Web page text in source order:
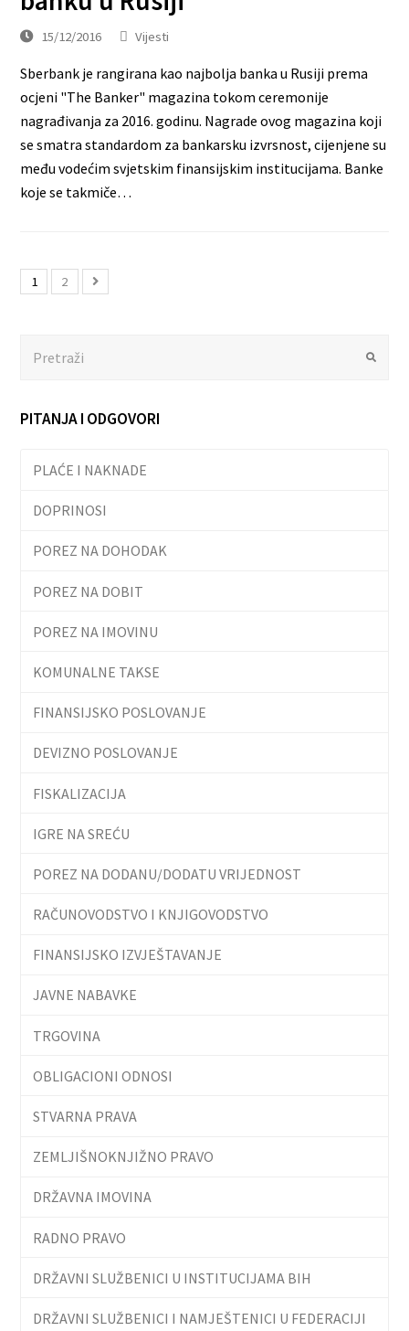
15/12/2016 Vijesti
Sberbank je rangirana kao najbolja banka u Rusiji prema
ocjeni "The Banker" magazina tokom ceremonije
nagrađivanja za 2016. godinu. Nagrade ovog magazina koji
se smatra standardom za bankarsku izvrsnost, cijenjene su
među vodećim svjetskim finansijskim institucijama. Banke
koje se takmiče…
1 2
Submit
PITANJA I ODGOVORI
PLAĆE I NAKNADE
DOPRINOSI
POREZ NA DOHODAK
POREZ NA DOBIT
POREZ NA IMOVINU
KOMUNALNE TAKSE
FINANSIJSKO POSLOVANJE
DEVIZNO POSLOVANJE
FISKALIZACIJA
IGRE NA SREĆU
POREZ NA DODANU/DODATU VRIJEDNOST
RAČUNOVODSTVO I KNJIGOVODSTVO
FINANSIJSKO IZVJEŠTAVANJE
JAVNE NABAVKE
TRGOVINA
OBLIGACIONI ODNOSI
STVARNA PRAVA
ZEMLJIŠNOKNJIŽNO PRAVO
DRŽAVNA IMOVINA
RADNO PRAVO
DRŽAVNI SLUŽBENICI U INSTITUCIJAMA BIH
DRŽAVNI SLUŽBENICI I NAMJEŠTENICI U FEDERACIJI